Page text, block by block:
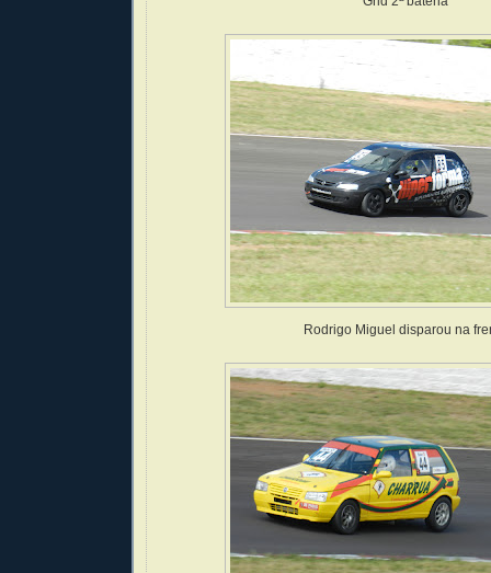
Rodrigo Miguel disparou na